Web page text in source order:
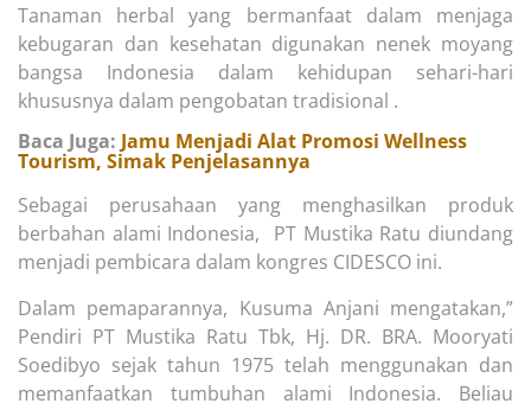
Tanaman herbal yang bermanfaat dalam menjaga
kebugaran dan kesehatan digunakan nenek moyang
bangsa Indonesia dalam kehidupan sehari-hari
khususnya dalam pengobatan tradisional .
Baca Juga: Jamu Menjadi Alat Promosi Wellness
Tourism, Simak Penjelasannya
Sebagai perusahaan yang menghasilkan produk
berbahan alami Indonesia, PT Mustika Ratu diundang
menjadi pembicara dalam kongres CIDESCO ini.
Dalam pemaparannya, Kusuma Anjani mengatakan,”
Pendiri PT Mustika Ratu Tbk, Hj. DR. BRA. Mooryati
Soedibyo sejak tahun 1975 telah menggunakan dan
memanfaatkan tumbuhan alami Indonesia. Beliau